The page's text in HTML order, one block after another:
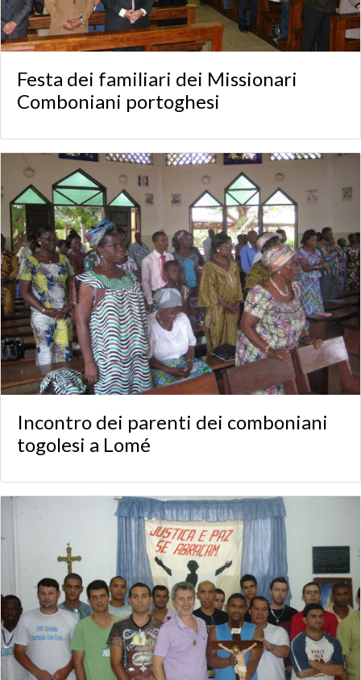
Festa dei familiari dei Missionari
Comboniani portoghesi
Incontro dei parenti dei comboniani
togolesi a Lomé